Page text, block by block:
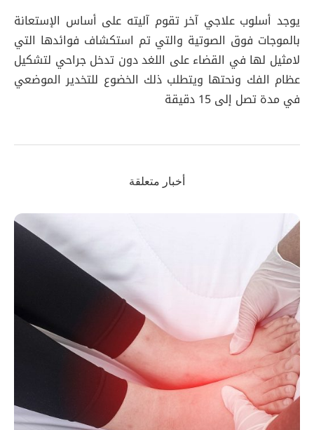
يوجد أسلوب علاجي آخر تقوم آليته على أساس الإستعانة
بالموجات فوق الصوتية والتي تم استكشاف فوائدها التي
لامثيل لها في القضاء على اللغد دون تدخل جراحي لتشكيل
عظام الفك ونحتها ويتطلب ذلك الخضوع للتخدير الموضعي
في مدة تصل إلى 15 دقيقة
أخبار متعلقة